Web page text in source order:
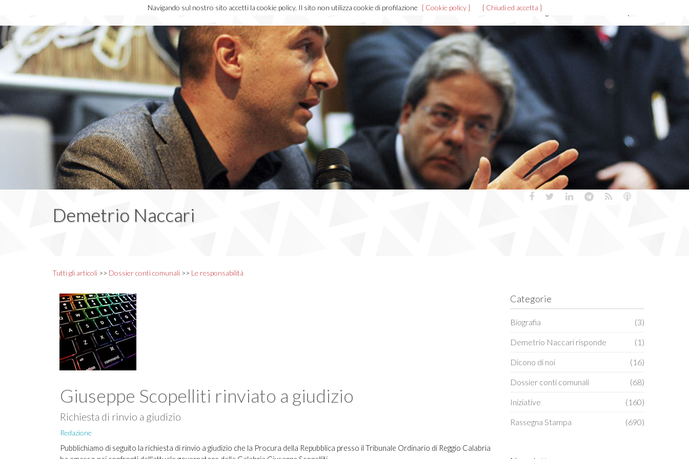
Home Chi sono News ed eventi Allegati
Demetrio Naccari
Tutti gli articoli >> Dossier conti comunali >> Le responsabilità
Giuseppe Scopelliti rinviato a giudizio
Richiesta di rinvio a giudizio
Redazione
Pubblichiamo di seguito la richiesta di rinvio a giudizio che la Procura della Repubblica presso il Tribunale Ordinario di Reggio Calabria
Categorie
Biografia (3)
Demetrio Naccari risponde (1)
Dicono di noi (16)
Dossier conti comunali (68)
Iniziative (160)
Rassegna Stampa (690)
Navigando sul nostro sito accetti la cookie policy. Il sito non utilizza cookie di profilazione [ Cookie policy ] [ Chiudi ed accetta ]